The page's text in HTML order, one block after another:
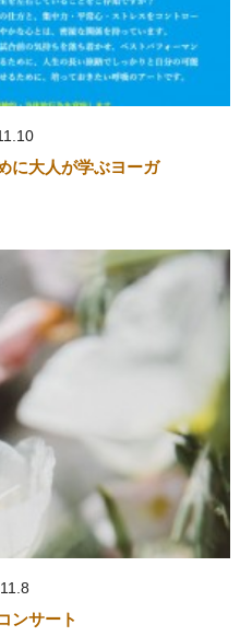
に大人が学ぶヨーガ
ンサート